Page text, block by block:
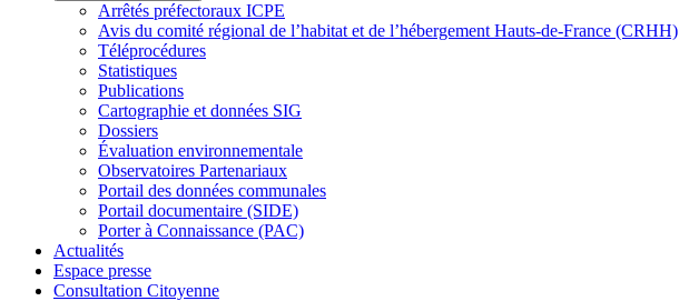
Arrêtés préfectoraux ICPE
Avis du comité régional de l’habitat et de l’hébergement Hauts-de-France (CRHH)
Téléprocédures
Statistiques
Publications
Cartographie et données SIG
Dossiers
Évaluation environnementale
Observatoires Partenariaux
Portail des données communales
Portail documentaire (SIDE)
Porter à Connaissance (PAC)
Actualités
Espace presse
Consultation Citoyenne